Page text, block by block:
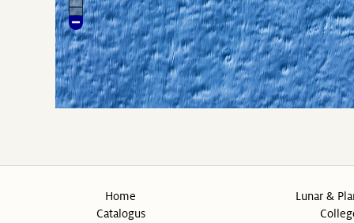
Home
Catalogus
Lunar &